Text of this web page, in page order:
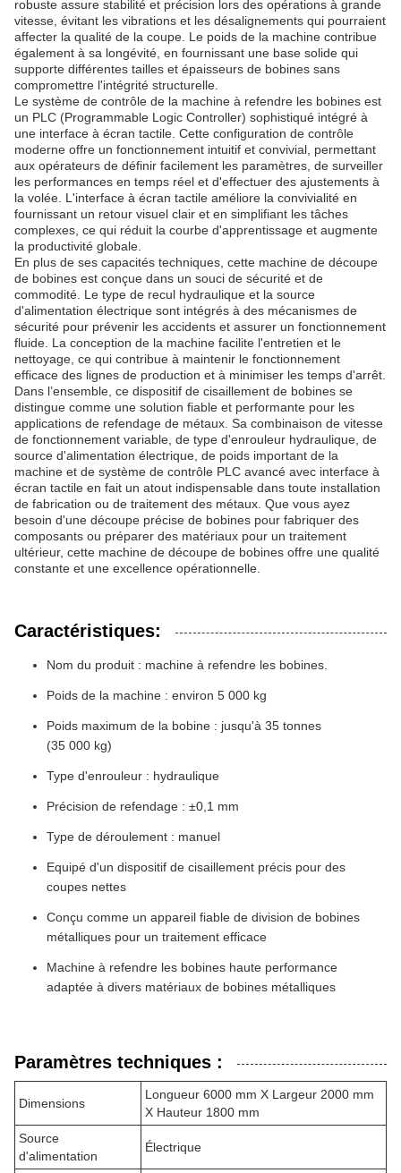
robuste assure stabilité et précision lors des opérations à grande
vitesse, évitant les vibrations et les désalignements qui pourraient
affecter la qualité de la coupe. Le poids de la machine contribue
également à sa longévité, en fournissant une base solide qui
supporte différentes tailles et épaisseurs de bobines sans
compromettre l'intégrité structurelle.
Le système de contrôle de la machine à refendre les bobines est
un PLC (Programmable Logic Controller) sophistiqué intégré à
une interface à écran tactile. Cette configuration de contrôle
moderne offre un fonctionnement intuitif et convivial, permettant
aux opérateurs de définir facilement les paramètres, de surveiller
les performances en temps réel et d'effectuer des ajustements à
la volée. L'interface à écran tactile améliore la convivialité en
fournissant un retour visuel clair et en simplifiant les tâches
complexes, ce qui réduit la courbe d'apprentissage et augmente
la productivité globale.
En plus de ses capacités techniques, cette machine de découpe
de bobines est conçue dans un souci de sécurité et de
commodité. Le type de recul hydraulique et la source
d'alimentation électrique sont intégrés à des mécanismes de
sécurité pour prévenir les accidents et assurer un fonctionnement
fluide. La conception de la machine facilite l'entretien et le
nettoyage, ce qui contribue à maintenir le fonctionnement
efficace des lignes de production et à minimiser les temps d'arrêt.
Dans l’ensemble, ce dispositif de cisaillement de bobines se
distingue comme une solution fiable et performante pour les
applications de refendage de métaux. Sa combinaison de vitesse
de fonctionnement variable, de type d'enrouleur hydraulique, de
source d'alimentation électrique, de poids important de la
machine et de système de contrôle PLC avancé avec interface à
écran tactile en fait un atout indispensable dans toute installation
de fabrication ou de traitement des métaux. Que vous ayez
besoin d'une découpe précise de bobines pour fabriquer des
composants ou préparer des matériaux pour un traitement
ultérieur, cette machine de découpe de bobines offre une qualité
constante et une excellence opérationnelle.
Caractéristiques:
Nom du produit : machine à refendre les bobines.
Poids de la machine : environ 5 000 kg
Poids maximum de la bobine : jusqu'à 35 tonnes
(35 000 kg)
Type d'enrouleur : hydraulique
Précision de refendage : ±0,1 mm
Type de déroulement : manuel
Equipé d'un dispositif de cisaillement précis pour des
coupes nettes
Conçu comme un appareil fiable de division de bobines
métalliques pour un traitement efficace
Machine à refendre les bobines haute performance
adaptée à divers matériaux de bobines métalliques
Paramètres techniques :
Dimensions
Longueur 6000 mm X Largeur 2000 mm
X Hauteur 1800 mm
Source
d'alimentation
Électrique